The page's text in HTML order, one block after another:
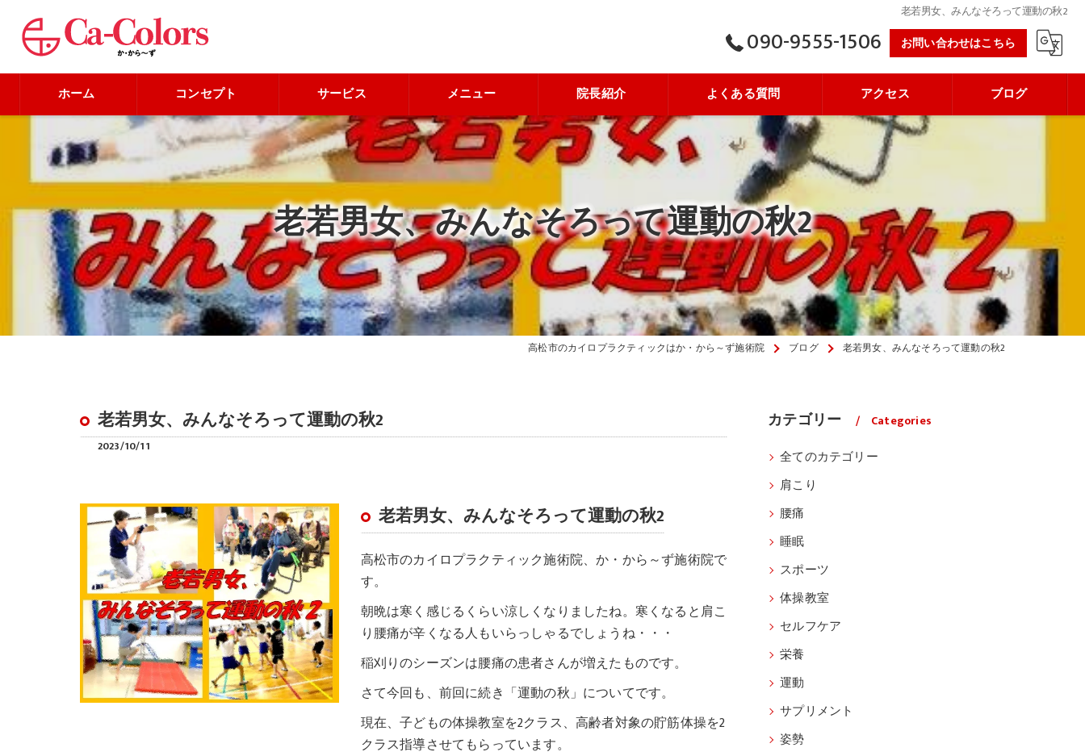
老若男女、みんなそろって運動の秋2
090-9555-1506 お問い合わせはこちら
ホーム コンセプト サービス メニュー 院長紹介 よくある質問 アクセス ブログ
老若男女、みんなそろって運動の秋2
高松市のカイロプラクティックはか・から～ず施術院 ブログ 老若男女、みんなそろって運動の秋2
老若男女、みんなそろって運動の秋2
2023/10/11
老若男女、みんなそろって運動の秋2
高松市のカイロプラクティック施術院、か・から～ず施術院で
す。
朝晩は寒く感じるくらい涼しくなりましたね。寒くなると肩こ
り腰痛が辛くなる人もいらっしゃるでしょうね・・・
稲刈りのシーズンは腰痛の患者さんが増えたものです。
さて今回も、前回に続き「運動の秋」についてです。
現在、子どもの体操教室を2クラス、高齢者対象の貯筋体操を2
クラス指導させてもらっています。
カテゴリー Categories
全てのカテゴリー
肩こり
腰痛
睡眠
スポーツ
体操教室
セルフケア
栄養
運動
サプリメント
姿勢